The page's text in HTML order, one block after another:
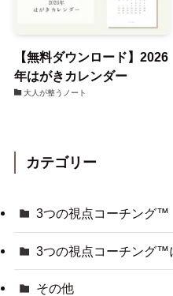
【無料ダウンロード】2026
年はがきカレンダー
大人が整うノート
カテゴリー
3つの視点コーチング™
3つの視点コーチング™
その他